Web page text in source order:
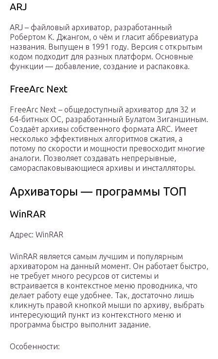
ARJ
ARJ – файловый архиватор, разработанный
Робертом К. Джангом, о чём и гласит аббревиатура
названия. Выпущен в 1991 году. Версия с открытым
кодом подходит для разных платформ. Основные
функции — добавление, создание и распаковка.
FreeArc Next
FreeArc Next – общедоступный архиватор для 32 и
64-битных ОС, разработанный Булатом Зиганшиным.
Создаёт архивы собственного формата ARC. Имеет
несколько эффективных алгоритмов сжатия, а
потому по скорости и мощности превосходит многие
аналоги. Позволяет создавать непрерывные,
самораспаковывающиеся архивы и инсталляторы.
Архиваторы — программы ТОП
WinRAR
Адрес: WinRAR
WinRAR является самым лучшим и популярным
архиватором на данный момент. Он работает быстро,
не требует много ресурсов от системы и
встраивается в контекстное меню проводника, что
делает работу еще удобнее. Так, достаточно лишь
кликнуть правой кнопкой мыши по архиву, выбрать
интересующий пункт из контекстного меню и
программа быстро выполнит задание.
Особенности: